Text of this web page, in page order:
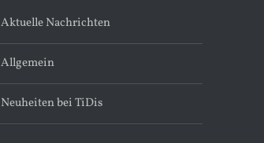
Aktuelle Nachrichten
Allgemein
Neuheiten bei TiDis